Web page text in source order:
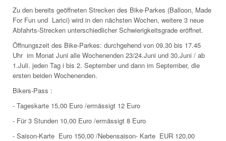
Zu den bereits geöffneten Strecken des Bike-Parkes (Balloon, Made
For Fun und Larici) wird in den nächsten Wochen, weitere 3 neue
Abfahrts-Strecken unterschiedlicher Schwierigkeitsgrade eröffnet.
Öffnungszeit des Bike-Parkes: durchgehend von 09.30 bis 17.45
Uhr im Monat Juni alle Wochenenden 23/24.Juni und 30.Juni / ab
1.Juli. jeden Tag i bis 2. September und dann im September, die
ersten beiden Wochenenden.
Bikers-Pass :
- Tageskarte 15,00 Euro /ermässigt 12 Euro
- Für 3 Stunden 10,00 Euro /ermässigt 8 Euro
- Saison-Karte Euro 150,00 /Nebensaison- Karte EUR 120,00